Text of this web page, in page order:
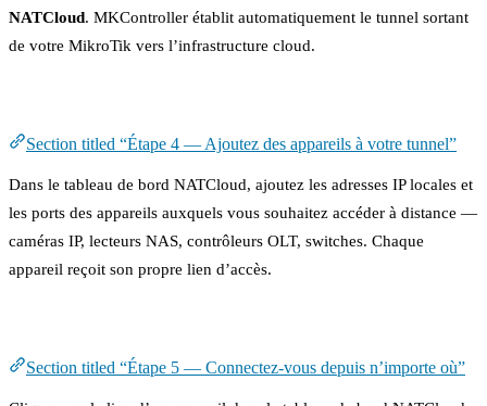
NATCloud. MKController établit automatiquement le tunnel sortant
de votre MikroTik vers l’infrastructure cloud.
Section titled “Étape 4 — Ajoutez des appareils à votre tunnel”
Dans le tableau de bord NATCloud, ajoutez les adresses IP locales et
les ports des appareils auxquels vous souhaitez accéder à distance —
caméras IP, lecteurs NAS, contrôleurs OLT, switches. Chaque
appareil reçoit son propre lien d’accès.
Section titled “Étape 5 — Connectez-vous depuis n’importe où”